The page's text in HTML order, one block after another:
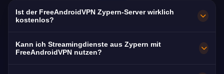
Ist der FreeAndroidVPN Zypern-Server wirklich
kostenlos?
Stróvolos ohne Abo, ohne Kreditkarte und
Kann ich Streamingdienste aus Zypern mit
FreeAndroidVPN nutzen?